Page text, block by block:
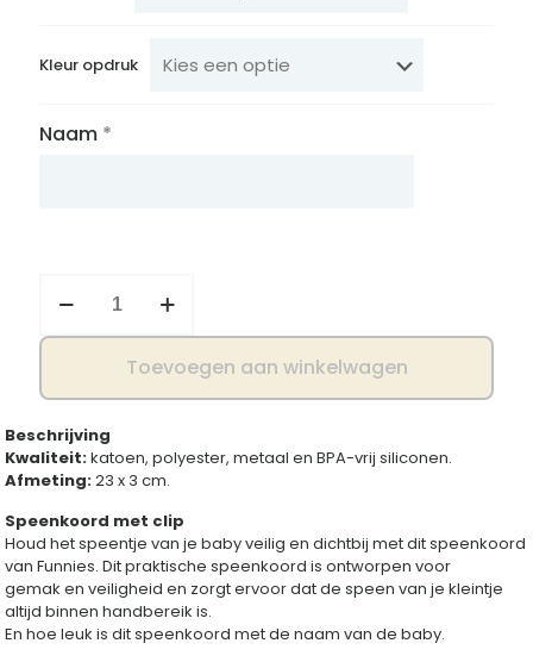
Kleur opdruk
Naam *
Stone
Toevoegen aan winkelwagen
Beschrijving
Kwaliteit:katoen, polyester, metaal en BPA-vrij siliconen.
Afmeting:23 x 3 cm.
Speenkoord met clip
Houd het speentje van je baby veilig en dichtbij met dit speenkoord
van Funnies. Dit praktische speenkoord is ontworpen voor
gemak en veiligheid en zorgt ervoor dat de speen van je kleintje
altijd binnen handbereik is.
En hoe leuk is dit speenkoord met de naam van de baby.